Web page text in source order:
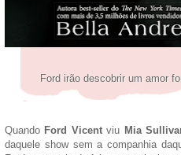
Ford irão descobrir um amor
Quando Ford Vicentviu Mia
daquele show sem a companhia